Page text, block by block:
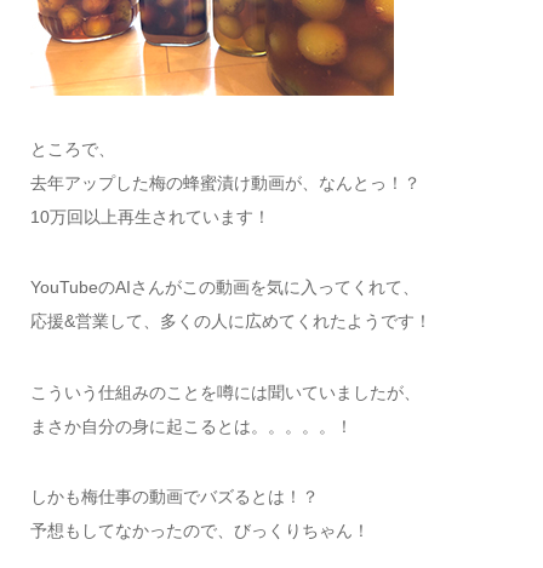
ところで、
去年アップした梅の蜂蜜漬け動画が、なんとっ！？
10万回以上再生されています！
YouTubeのAIさんがこの動画を気に入ってくれて、
応援&営業して、多くの人に広めてくれたようです！
こういう仕組みのことを噂には聞いていましたが、
まさか自分の身に起こるとは。。。。。！
しかも梅仕事の動画でバズるとは！？
予想もしてなかったので、びっくりちゃん！